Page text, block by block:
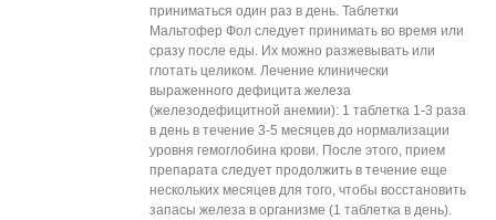
приниматься один раз в день. Таблетки
Мальтофер Фол следует принимать во время или
сразу после еды. Их можно разжевывать или
глотать целиком. Лечение клинически
выраженного дефицита железа
(железодефицитной анемии): 1 таблетка 1-3 раза
в день в течение 3-5 месяцев до нормализации
уровня гемоглобина крови. После этого, прием
препарата следует продолжить в течение еще
нескольких месяцев для того, чтобы восстановить
запасы железа в организме (1 таблетка в день).